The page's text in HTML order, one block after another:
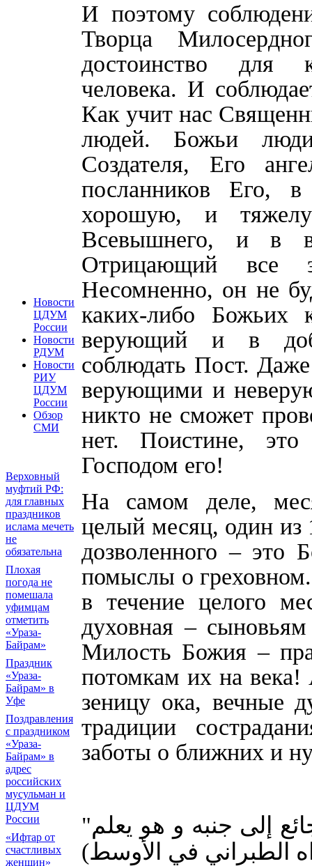
Новости
ЦДУМ
России
Новости
РДУМ
Новости
РИУ
ЦДУМ
России
Обзор
СМИ
Верховный
муфтий РФ:
для главных
праздников
ислама мечеть
не
обязательна
Плохая
погода не
помешала
уфимцам
отметить
«Ураза-
Байрам»
Праздник
«Ураза-
Байрам» в
Уфе
Поздравления
с праздником
«Ураза-
Байрам» в
адрес
российских
мусульман и
ЦДУМ
России
«Ифтар от
счастливых
женщин»
И поэтому
Творца
достоинство для
человека. И
Как учит нас
людей. Божьи
Создателя, Его
посланников Его,
хорошую, и
Всевышнего, и в
Отрицающий все
Несомненно, он не
каких-либо Божьих
верующий и в
соблюдать Пост.
верующими и
никто не сможет
нет. Поистине,
Господом его!
На самом деле,
целый месяц, один из
дозволенного – это
помыслы о
в течение целого
духовная –
Милость Божия –
потомкам их на
зеницу ока, вечные
традиции
заботы о ближних и
إلى جنبه و هو يعلم"
الطبراني في الأوسط)